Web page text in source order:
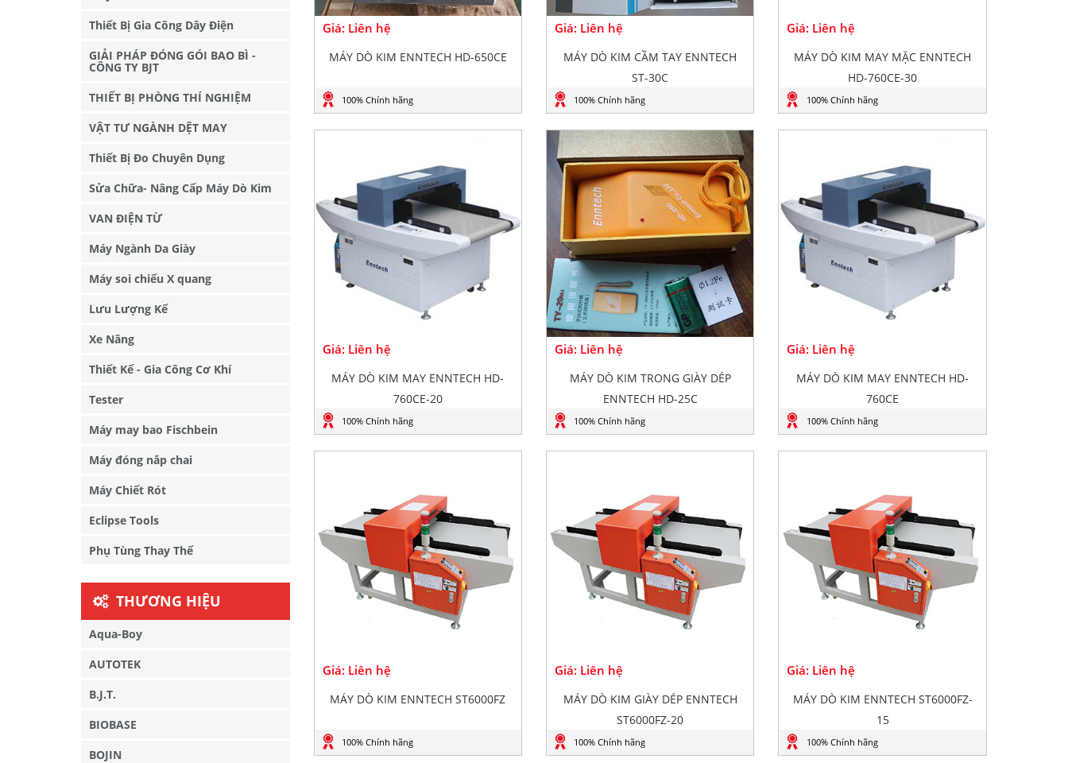
Giá: Liên hệ
MÁY DÒ KIM ENNTECH HD-650CE
100% Chính hãng
Giá: Liên hệ
MÁY DÒ KIM CẦM TAY ENNTECH
ST-30C
100% Chính hãng
Giá: Liên hệ
MÁY DÒ KIM MAY MẶC ENNTECH
HD-760CE-30
100% Chính hãng
Giá: Liên hệ
MÁY DÒ KIM MAY ENNTECH HD-
760CE-20
100% Chính hãng
Giá: Liên hệ
MÁY DÒ KIM TRONG GIÀY DÉP
ENNTECH HD-25C
100% Chính hãng
Giá: Liên hệ
MÁY DÒ KIM MAY ENNTECH HD-
760CE
100% Chính hãng
Giá: Liên hệ
MÁY DÒ KIM ENNTECH ST6000FZ
100% Chính hãng
Giá: Liên hệ
MÁY DÒ KIM GIÀY DÉP ENNTECH
ST6000FZ-20
100% Chính hãng
Giá: Liên hệ
MÁY DÒ KIM ENNTECH ST6000FZ-
15
100% Chính hãng
Thiết Bị Gia Công Dây Điện
GIẢI PHÁP ĐÓNG GÓI BAO BÌ -
CÔNG TY BJT
THIẾT BỊ PHÒNG THÍ NGHIỆM
VẬT TƯ NGÀNH DỆT MAY
Thiết Bị Đo Chuyên Dụng
Sửa Chữa- Nâng Cấp Máy Dò Kim
VAN ĐIỆN TỪ
Máy Ngành Da Giày
Máy soi chiếu X quang
Lưu Lượng Kế
Xe Nâng
Thiết Kế - Gia Công Cơ Khí
Tester
Máy may bao Fischbein
Máy đóng nắp chai
Máy Chiết Rót
Eclipse Tools
Phụ Tùng Thay Thế
THƯƠNG HIỆU
Aqua-Boy
AUTOTEK
B.J.T.
BIOBASE
BOJIN